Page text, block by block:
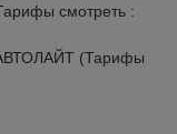
смотреть :
(Тарифы